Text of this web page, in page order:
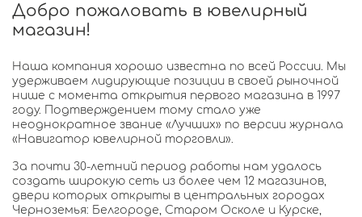
Добро пожаловать в ювелирный
магазин!
Наша компания хорошо известна по всей России. Мы
удерживаем лидирующие позиции в своей рыночной
нише с момента открытия первого магазина в 1997
году. Подтверждением тому стало уже
неоднократное звание «Лучших» по версии журнала
«Навигатор ювелирной торговли».
За почти 30-летний период работы нам удалось
создать широкую сеть из более чем 12 магазинов,
двери которых открыты в центральных городах
Черноземья: Белгороде, Старом Осколе и Курске,